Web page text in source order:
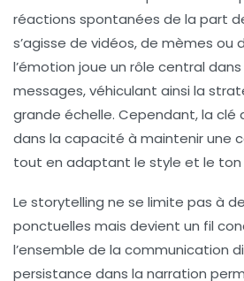
réactions spontanées de la part
s’agisse de vidéos, de mèmes ou
l’émotion joue un rôle central
messages, véhiculant ainsi la
grande échelle. Cependant, la clé
dans la capacité à maintenir une
tout en adaptant le style et le ton
Le storytelling ne se limite pas à
ponctuelles mais devient un fil
l’ensemble de la communication
persistance dans la narration